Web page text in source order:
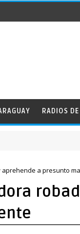
RADIOS
a presunto